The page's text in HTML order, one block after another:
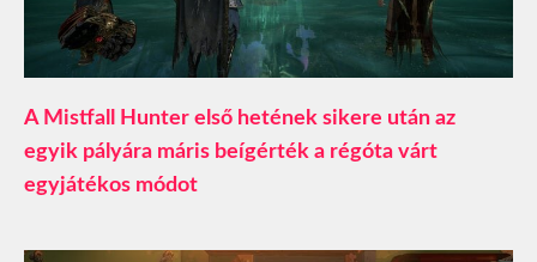
A Mistfall Hunter első hetének sikere után az
egyik pályára máris beígérték a régóta várt
egyjátékos módot